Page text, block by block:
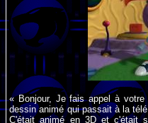
« Bonjour, Je fais appel à
dessin animé qui passait à la
C'était animé en 3D et c'était